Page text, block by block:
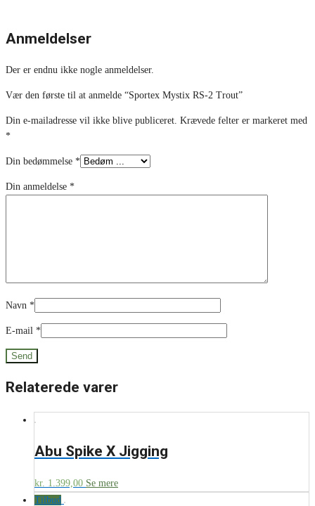
Anmeldelser
Der er endnu ikke nogle anmeldelser.
Vær den første til at anmelde “Sportex Mystix RS-2 Trout”
Din e-mailadresse vil ikke blive publiceret. Krævede felter er markeret med
*
Din bedømmelse *
Din anmeldelse *
Navn *
E-mail *
Relaterede varer
Abu Spike X Jigging
kr. 1.399,00 Se mere
Tilbud